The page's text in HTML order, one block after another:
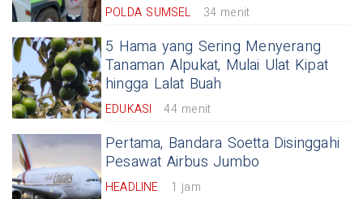
POLDA SUMSEL 34 menit
5 Hama yang Sering Menyerang
Tanaman Alpukat, Mulai Ulat Kipat
hingga Lalat Buah
EDUKASI 44 menit
Pertama, Bandara Soetta Disinggahi
Pesawat Airbus Jumbo
HEADLINE 1 jam